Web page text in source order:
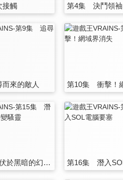
觸 第4集 決鬥領袖
來的敵人 第10集 衝擊！
第15集 潛伏於黑暗的幻變騷靈 第16集 潛入